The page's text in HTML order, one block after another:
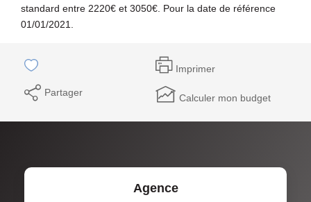
standard entre 2220€ et 3050€. Pour la date de référence
01/01/2021.
Imprimer
Partager Calculer mon budget
Agence